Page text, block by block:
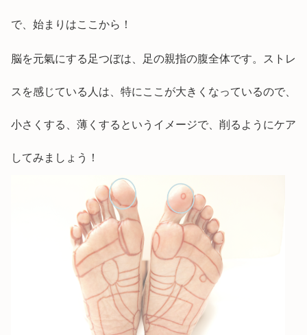
で、始まりはここから！
脳を元氣にする足つぼは、足の親指の腹全体です。ストレ
スを感じている人は、特にここが大きくなっているので、
小さくする、薄くするというイメージで、削るようにケア
してみましょう！